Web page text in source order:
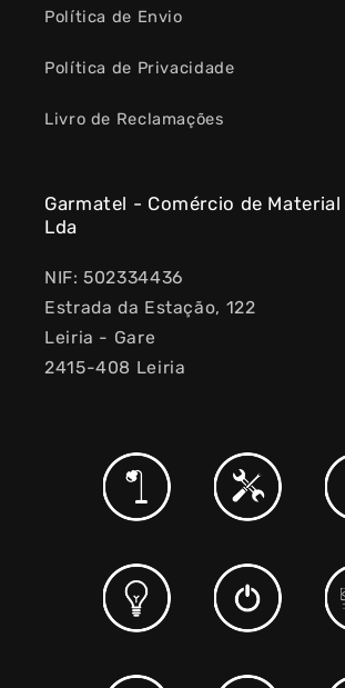
Política de Envio
Política de Privacidade
Livro de Reclamações
Garmatel - Comércio de
Lda
NIF: 502334436
Estrada da Estação, 122
Leiria - Gare
2415-408 Leiria